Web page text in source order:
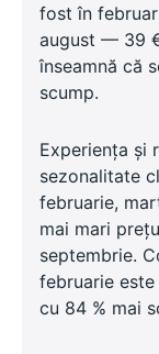
fost în
august — 39
înseamnă că
scump.
Experiența și
sezonalitate
februarie,
mai mari
septembrie.
februarie
cu 84 % mai